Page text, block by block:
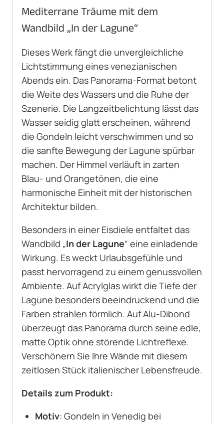
Mediterrane Träume mit dem
Wandbild „In der Lagune“
Dieses Werk fängt die unvergleichliche
Lichtstimmung eines venezianischen
Abends ein. Das Panorama-Format betont
die Weite des Wassers und die Ruhe der
Szenerie. Die Langzeitbelichtung lässt das
Wasser seidig glatt erscheinen, während
die Gondeln leicht verschwimmen und so
die sanfte Bewegung der Lagune spürbar
machen. Der Himmel verläuft in zarten
Blau- und Orangetönen, die eine
harmonische Einheit mit der historischen
Architektur bilden.
Besonders in einer Eisdiele entfaltet das
Wandbild „In der Lagune“ eine einladende
Wirkung. Es weckt Urlaubsgefühle und
passt hervorragend zu einem genussvollen
Ambiente. Auf Acrylglas wirkt die Tiefe der
Lagune besonders beeindruckend und die
Farben strahlen förmlich. Auf Alu-Dibond
überzeugt das Panorama durch seine edle,
matte Optik ohne störende Lichtreflexe.
Verschönern Sie Ihre Wände mit diesem
zeitlosen Stück italienischer Lebensfreude.
Details zum Produkt:
Motiv: Gondeln in Venedig bei